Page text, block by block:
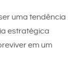
uma tendência
estratégica
em um